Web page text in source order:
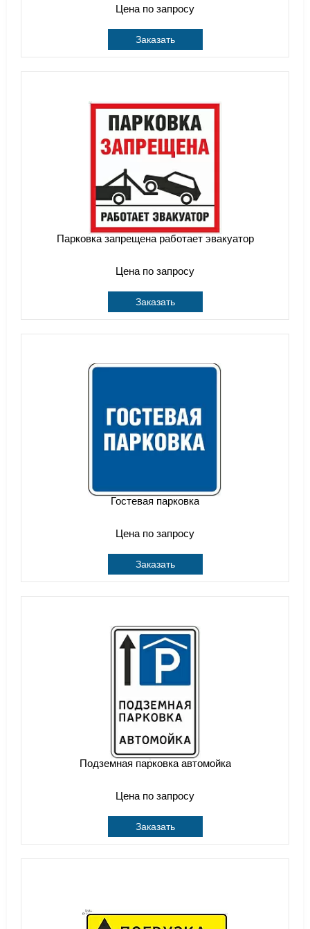
Цена по запросу
Заказать
Парковка запрещена работает эвакуатор
Цена по запросу
Заказать
Гостевая парковка
Цена по запросу
Заказать
Подземная парковка автомойка
Цена по запросу
Заказать